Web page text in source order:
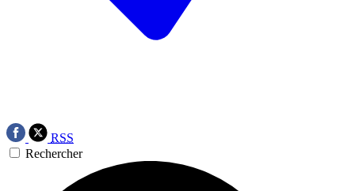
RSS
Rechercher